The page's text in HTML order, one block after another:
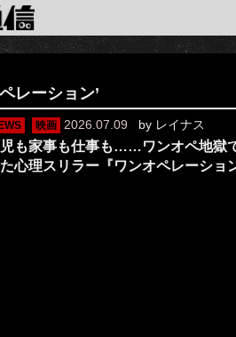
レーション’
映画 2026.07.09 by レイナス
も家事も仕事も……ワンオペ地獄
心理スリラー『ワンオペレーショ